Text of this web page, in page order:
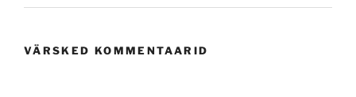
VÄRSKED KOMMENTAARID